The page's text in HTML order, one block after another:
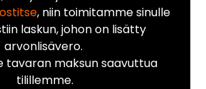
, niin toimitamme sinulle
laskun, johon on lisätty
arvonlisävero.
tavaran maksun saavuttua
tilillemme.